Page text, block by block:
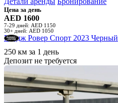
Цена за день
AED 1600
7-29 дней: AED 1150
30+ дней: AED 1050
Рендж Ровер Спорт 2023 Черный
250 км за 1 день
Депозит не требуется